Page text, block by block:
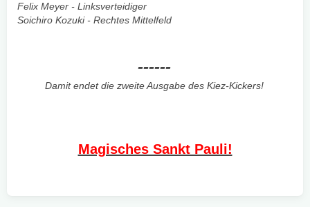
Felix Meyer - Linksverteidiger
Soichiro Kozuki - Rechtes Mittelfeld
------
Damit endet die zweite Ausgabe des Kiez-Kickers!
Magisches Sankt Pauli!